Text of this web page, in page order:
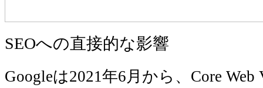
SEOへの直接的な影響
Googleは2021年6月から、Core